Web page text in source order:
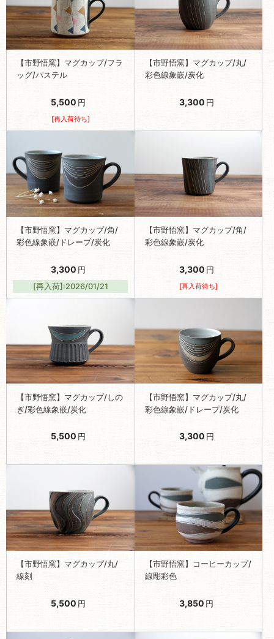
【市野悟窯】マグカップ/フラ
ッグ/パステル
5,500 円
[再入荷待ち]
【市野悟窯】マグカップ/丸/
彩色線象嵌/炭化
3,300 円
【市野悟窯】マグカップ/角/
彩色線象嵌/ドレープ/炭化
3,300 円
[再入荷]:2026/01/21
【市野悟窯】マグカップ/角/
彩色線象嵌/炭化
3,300 円
[再入荷待ち]
【市野悟窯】マグカップ/しの
ぎ/彩色線象嵌/炭化
5,500 円
【市野悟窯】マグカップ/丸/
彩色線象嵌/ドレープ/炭化
3,300 円
【市野悟窯】マグカップ/丸/
線刻
5,500 円
【市野悟窯】コーヒーカップ/
線彫彩色
3,850 円